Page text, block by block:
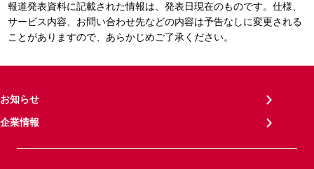
報道発表資料に記載された情報は、発表日現在のものです。仕様、
サービス内容、お問い合わせ先などの内容は予告なしに変更される
ことがありますので、あらかじめご了承ください。
お知らせ
企業情報